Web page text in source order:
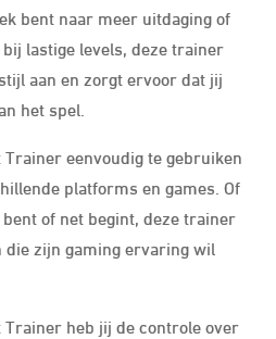
bent naar meer uitdaging of
lastige levels, deze trainer
aan en zorgt ervoor dat jij
het spel.
eenvoudig te gebruiken
platforms en games. Of
of net begint, deze trainer
zijn gaming ervaring wil
heb jij de controle over